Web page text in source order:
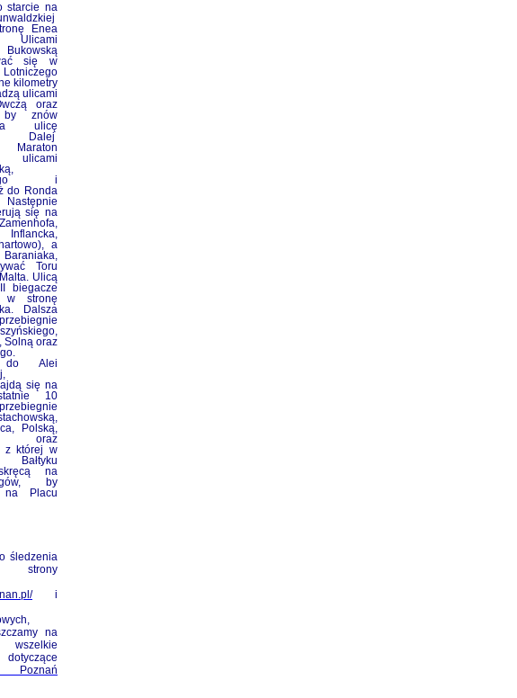
starcie na
Enea
Ulicami
się w
kilometry
ulicami
oraz
by znów
ulicę
Dalej
ulicami
i
do Ronda
się na
Inflancka,
a
Toru
Ulicą
biegacze
w stronę
Dalsza
Solną oraz
do Alei
się na
10
Polską,
oraz
z której w
na
by
Placu
śledzenia
i
na